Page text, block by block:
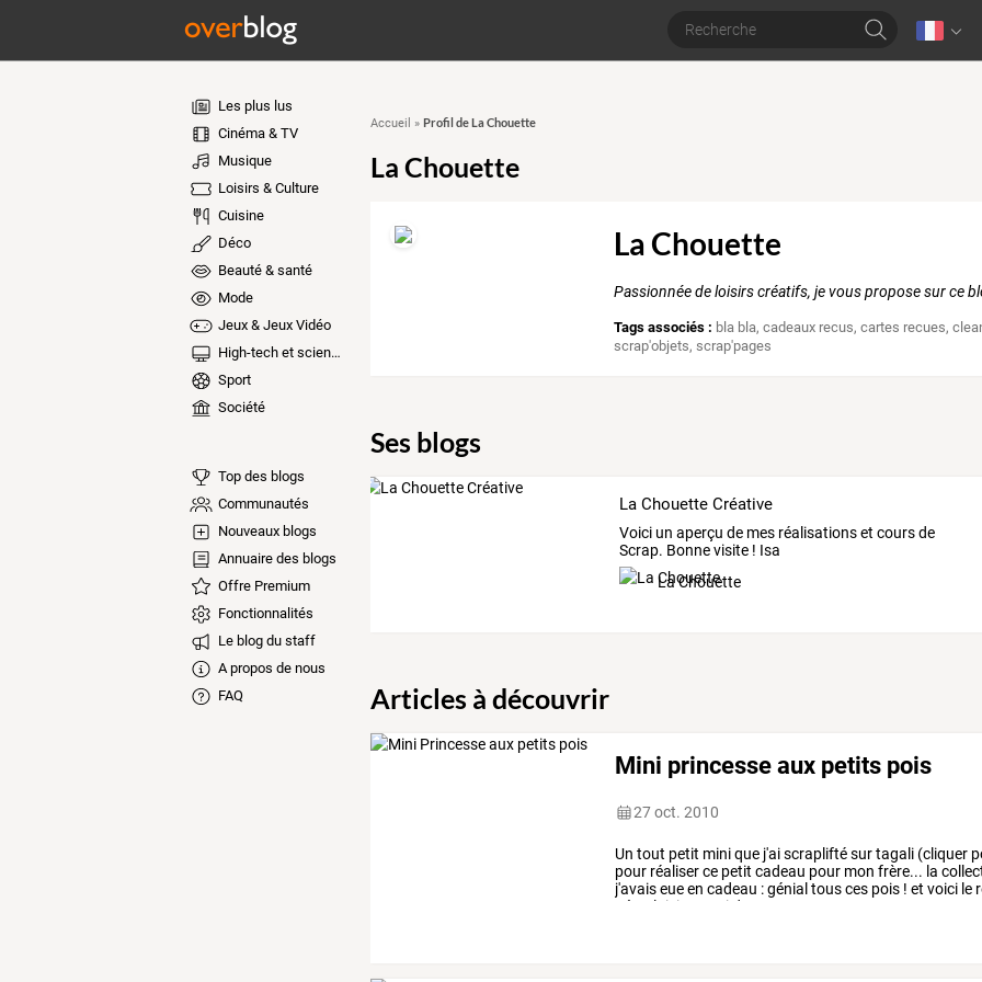
Les plus lus
Cinéma & TV
Musique
Loisirs & Culture
Cuisine
Déco
Beauté & santé
Mode
Jeux & Jeux Vidéo
High-tech et sciences
Sport
Société
Top des blogs
Communautés
Nouveaux blogs
Annuaire des blogs
Offre Premium
Fonctionnalités
Le blog du staff
A propos de nous
FAQ
Accueil » Profil de La Chouette
La Chouette
La Chouette
Passionnée de loisirs créatifs, je vous propose sur ce
Tags associés : bla bla,cadeaux recus,cartes recues,
scrap'objets,scrap'pages
Ses blogs
La Chouette Créative
Voici un aperçu de mes réalisations et cours de
Scrap. Bonne visite ! Isa
La Chouette
Articles à découvrir
Mini princesse aux petits pois
27 oct. 2010
Un tout petit minique j'aiscrapliftésurtagali (cliquer
pour réaliserce petit cadeau pour mon frère... la
j'avaiseueen cadeau :génial tousces pois ! et voici le
très
plaisir. merci de